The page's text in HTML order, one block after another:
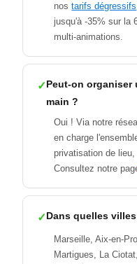
nostarifs dégressifs
jusqu'à -35% sur la
multi-animations.
Peut-on organiser
main ?
Oui ! Via notre
en charge
privatisation de
Consultez notre
Dans quelles
Marseille, Aix-en-
Martigues, La